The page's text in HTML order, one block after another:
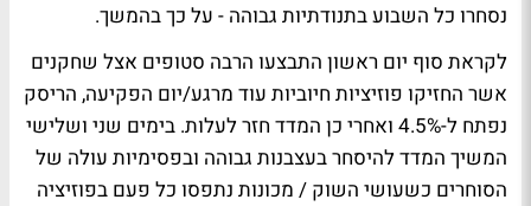
נסחרו כל השבוע בתנודתיות גבוהה - על כך בהמשך.
לקראת סוף יום ראשון התבצעו הרבה סטופים אצל שחקנים
אשר החזיקו פוזיציות חיוביות עוד מרגע/יום הפקיעה, הריסק
נפתח ל-4.5% ואחרי כן המדד חזר לעלות. בימים שני ושלישי
המשיך המדד להיסחר בעצבנות גבוהה ובפסימיות עולה של
הסוחרים כשעושי השוק / מכונות נתפסו כל פעם בפוזיציה